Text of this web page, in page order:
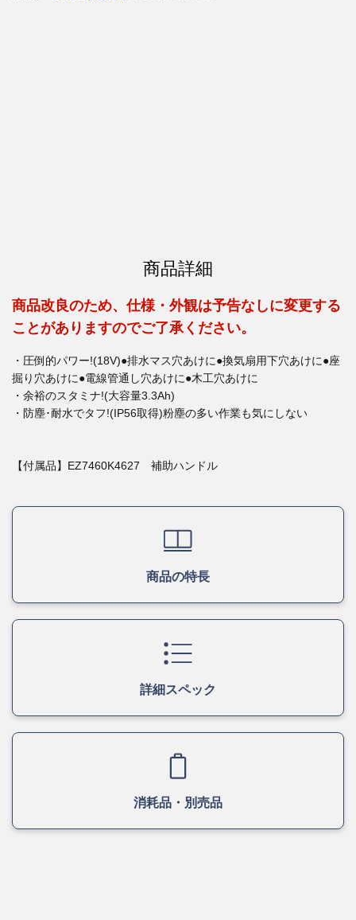
商品詳細
商品改良のため、仕様・外観は予告なしに変更する
ことがありますのでご了承ください。
・圧倒的パワー!(18V)●排水マス穴あけに●換気扇用下穴あけに●座
掘り穴あけに●電線管通し穴あけに●木工穴あけに
・余裕のスタミナ!(大容量3.3Ah)
・防塵･耐水でタフ!(IP56取得)粉塵の多い作業も気にしない
【付属品】EZ7460K4627 補助ハンドル
商品の特長
詳細スペック
消耗品・別売品